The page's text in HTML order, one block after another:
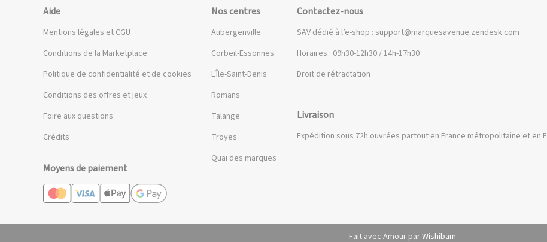
Aide
Mentions légales et CGU
Conditions de la Marketplace
Politique de confidentialité et de cookies
Conditions des offres et jeux
Foire aux questions
Crédits
Moyens de paiement
Nos centres
Aubergenville
Corbeil-Essonnes
L'Île-Saint-Denis
Romans
Talange
Troyes
Quai des marques
Contactez-nous
SAV dédié à l’e-shop : support@marquesavenue.zendesk.com
Horaires : 09h30-12h30 / 14h-17h30
Droit de rétractation
Livraison
Expédition sous 72h ouvrées partout en France métropolitaine et en
Fait avec Amour parWishibam